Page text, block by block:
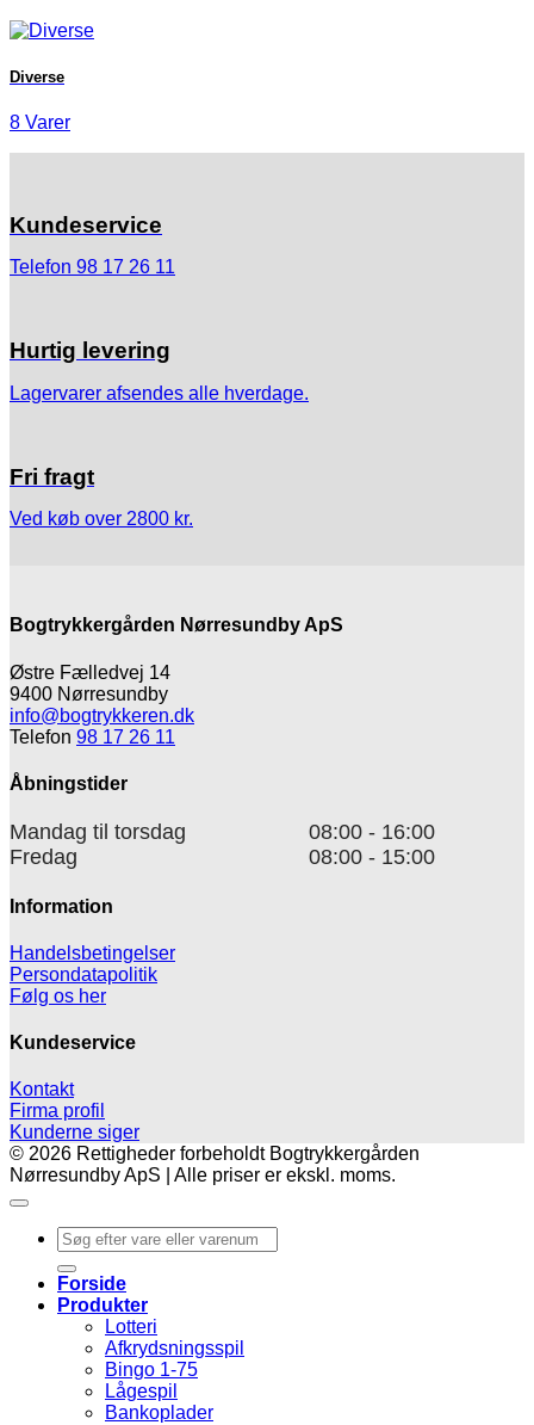
Diverse
8 Varer
Kundeservice
Telefon 98 17 26 11
Hurtig levering
Lagervarer afsendes alle hverdage.
Fri fragt
Ved køb over 2800 kr.
Bogtrykkergården Nørresundby ApS
Østre Fælledvej 14
9400 Nørresundby
info@bogtrykkeren.dk
Telefon 98 17 26 11
Åbningstider
Mandag til torsdag
08:00 - 16:00
Fredag
08:00 - 15:00
Information
Handelsbetingelser
Persondatapolitik
Følg os her
Kundeservice
Kontakt
Firma profil
Kunderne siger
© 2026 Rettigheder forbeholdt Bogtrykkergården
Nørresundby ApS | Alle priser er ekskl. moms.
Søg
efter:
Forside
Produkter
Lotteri
Afkrydsningsspil
Bingo 1-75
Lågespil
Bankoplader